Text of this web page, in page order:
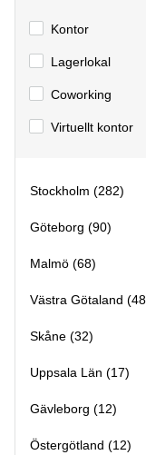
Kontor
Lagerlokal
Сoworking
Virtuellt kontor
Stockholm (282)
Göteborg (90)
Malmö (68)
Västra Götaland
Skåne (32)
Uppsala Län (17)
Gävleborg (12)
Östergötland (12)